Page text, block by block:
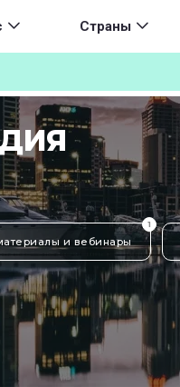
Страны
и вебинары
1